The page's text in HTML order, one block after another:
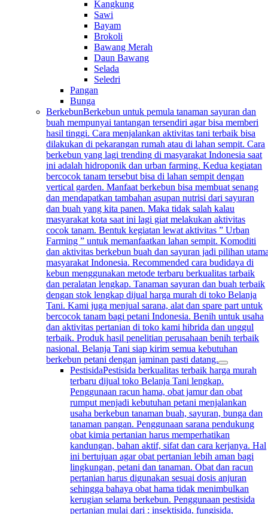
Kangkung
Sawi
Bayam
Brokoli
Bawang Merah
Daun Bawang
Selada
Seledri
Pangan
Bunga
BerkebunBerkebun untuk pemula tanaman sayuran dan
buah mempunyai tantangan tersendiri agar bisa memberi
hasil tinggi. Cara menjalankan aktivitas tani terbaik bisa
dilakukan di pekarangan rumah atau di lahan sempit. Cara
berkebun yang lagi trending di masyarakat Indonesia saat
ini adalah hidroponik dan urban farming. Kedua kegiatan
bercocok tanam tersebut bisa di lahan sempit dengan
vertical garden. Manfaat berkebun bisa membuat senang
dan mendapatkan tambahan asupan nutrisi dari sayuran
dan buah yang kita panen. Maka tidak salah kalau
masyarakat kota saat ini lagi giat melakukan aktivitas
cocok tanam. Bentuk kegiatan lewat aktivitas ” Urban
Farming ” untuk memanfaatkan lahan sempit. Komoditi
dan aktivitas berkebun buah dan sayuran jadi pilihan
masyarakat Indonesia. Recommended cara budidaya di
kebun menggunakan metode terbaru berkualitas tarbaik
dan peralatan lengkap. Tanaman sayuran dan buah terbaik
dengan stok lengkap dijual harga murah di toko Belanja
Tani. Kami juga menjual sarana, alat dan spare part untuk
bercocok tanam bagi petani Indonesia. Benih untuk usaha
dan aktivitas pertanian di toko kami hibrida dan unggul
terbaik. Produk hasil penelitian perusahaan benih terbaik
nasional. Belanja Tani siap kirim semua kebutuhan
berkebun petani dengan jaminan pasti datang.
PestisidaPestisida berkualitas terbaik harga murah
terbaru dijual toko Belanja Tani lengkap.
Penggunaan racun hama, obat jamur dan obat
rumput menjadi kebutuhan petani menjalankan
usaha berkebun tanaman buah, sayuran, bunga dan
tanaman pangan. Penggunaan sarana pendukung
obat kimia pertanian harus memperhatikan
kandungan, bahan aktif, sifat dan cara kerjanya. Hal
ini bertujuan agar obat pertanian lebih aman bagi
lingkungan, petani dan tanaman. Obat dan racun
pertanian harus digunakan sesuai dosis anjuran
sehingga bahaya obat hama tidak menimbulkan
kerugian selama berkebun. Penggunaan pestisida
pertanian mulai dari : insektisida, fungisida,